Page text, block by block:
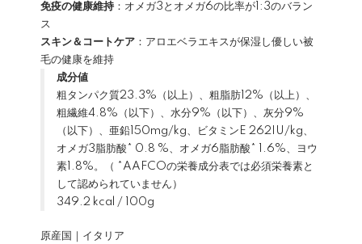
免疫の健康維持 ：オメガ3とオメガ6の比率が1:3のバラン
ス
スキン＆コートケア ：アロエベラエキスが保湿し優しい被
毛の健康を維持
成分値
粗タンパク質23.3%（以上）、粗脂肪12%（以上）、
粗繊維4.8%（以下）、水分9%（以下）、灰分9%
（以下）、亜鉛150mg/kg、ビタミンE 262IU/kg、
オメガ3脂肪酸* 0.8 %、オメガ6脂肪酸* 1.6%、ヨウ
素1.8%。（ *AAFCOの栄養成分表では必須栄養素と
して認められていません）
349.2 kcal / 100g
原産国｜イタリア